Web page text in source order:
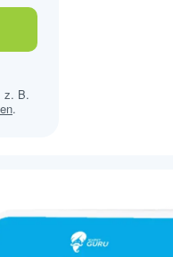
z. B.
.